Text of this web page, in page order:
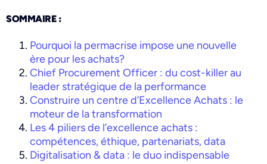
SOMMAIRE :
Pourquoi la permacrise impose une nouvelle
ère pour les achats?
Chief Procurement Officer : du cost-killer au
leader stratégique de la performance
Construire un centre d’Excellence Achats : le
moteur de la transformation
Les 4 piliers de l’excellence achats :
compétences, éthique, partenariats, data
Digitalisation & data : le duo indispensable